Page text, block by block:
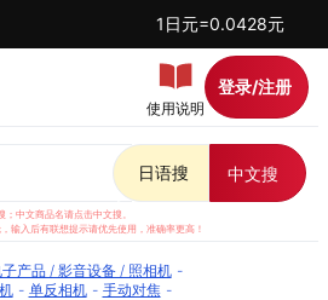
1日元=0.0428元
使用说明
登录/注册
日语搜 中文搜
中文商品名请点击中文搜。
输入后有联想提示请优先使用，准确率更高！
产品 / 影音设备 / 照相机
单反相机
手动对焦